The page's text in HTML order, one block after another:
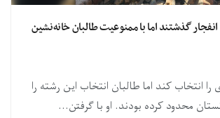
گذشتند اما با ممنوعیت طالبان خانه‌نشین
را انتخاب کند اما طالبان انتخاب این رشته را
محدود کرده بودند. او با گرفتن...